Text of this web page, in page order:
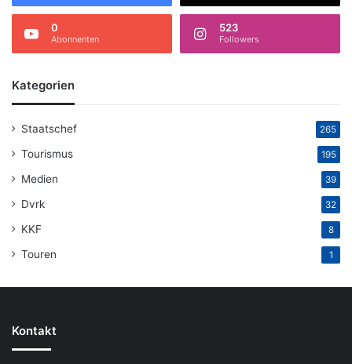
0
Abonnenten
523
Followers
Kategorien
Staatschef 265
Tourismus 195
Medien 39
Dvrk 32
KKF 8
Touren 1
Kontakt